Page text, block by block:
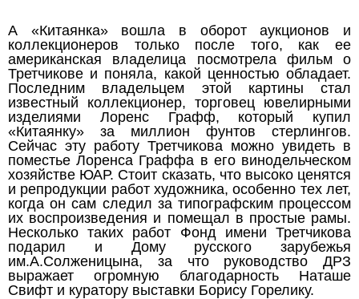
А «Китаянка» вошла в оборот аукционов и
коллекционеров только после того, как ее
американская владелица посмотрела фильм о
Третчикове и поняла, какой ценностью обладает.
Последним владельцем этой картины стал
известный коллекционер, торговец ювелирными
изделиями Лоренс Графф, который купил
«Китаянку» за миллион фунтов стерлингов.
Сейчас эту работу Третчикова можно увидеть в
поместье Лоренса Граффа в его винодельческом
хозяйстве ЮАР. Стоит сказать, что высоко ценятся
и репродукции работ художника, особенно тех лет,
когда он сам следил за типографским процессом
их воспроизведения и помещал в простые рамы.
Несколько таких работ Фонд имени Третчикова
подарил и Дому русского зарубежья
им.А.Солженицына, за что руководство ДРЗ
выражает огромную благодарность Наташе
Свифт и куратору выставки Борису Горелику.